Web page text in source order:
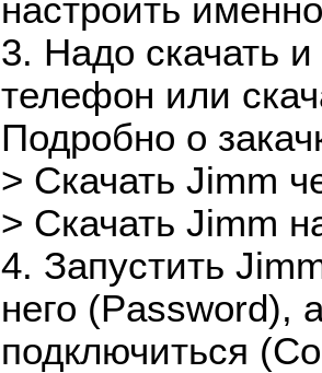
настроить
3. Надо скачать
телефон или
Подробно о
> Скачать Jimm
> Скачать Jimm
4. Запустить
него (Password),
подключиться